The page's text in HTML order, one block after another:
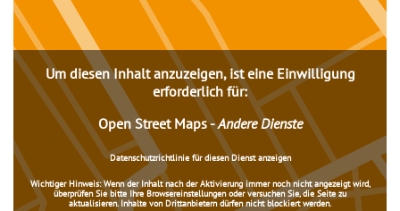
Um diesen Inhalt anzuzeigen, ist eine Einwilligung
erforderlich für:
Open Street Maps-Andere Dienste
Datenschutzrichtlinie für diesen Dienst anzeigen
Wichtiger Hinweis:Wenn der Inhalt nach der Aktivierung immer noch nicht angezeigt wird,
überprüfen Sie bitte Ihre Browsereinstellungen oder versuchen Sie, die Seite zu
aktualisieren. Inhalte von Drittanbietern dürfen nicht blockiert werden.